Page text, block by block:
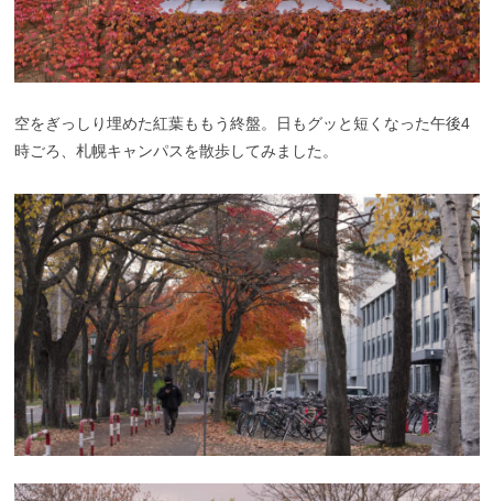
空をぎっしり埋めた紅葉ももう終盤。日もグッと短くなった午後4
時ごろ、札幌キャンパスを散歩してみました。